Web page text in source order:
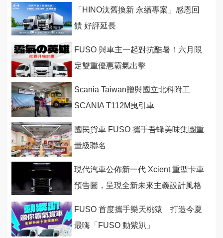
「HINO汰舊換新 永續專案」感恩回
饋 好評延長
FUSO 與車主一起對抗酷暑！六月限
定雙重優惠霸氣出擊
Scania Taiwan贈與國立北科附工
SCANIA T112M曳引車
國民貨車 FUSO 攜手吾蜂美味集團重
量級聯名
現代汽車公佈新一代 Xcient 重型卡車
預告圖，呈現全新未來主義設計風格
FUSO 首度攜手樂天桃猿 打造今夏
最嗨「FUSO 動紫趴」